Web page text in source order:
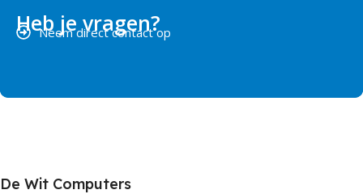
Heb je vragen?
Neem direct contact op
De Wit Computers